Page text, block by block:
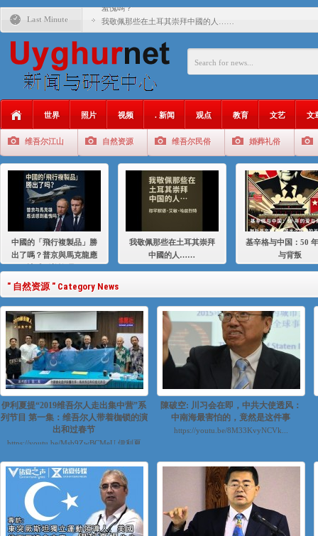
Last Minute
羞愧嗎？
我敬佩那些在土耳其崇拜中國的人……
基辛格与中国：50 年的爱与背叛
年的百年關係
大一统情结使魏京生失去理智 / 伊利夏提
伊利夏提：在自责与内疚中的挣扎
伊利夏提：消失在集中营的红衣女孩
伊利夏提：维吾尔种族灭绝
世界 照片 视频 . 新闻 观点 教育 文艺 文
维吾尔江山 自然资源 维吾尔民俗 婚葬礼俗
中國的「飛行複製品」勝
出了嗎？普京與馬克龍應
我敬佩那些在土耳其崇拜
中國的人……
基辛格与中国：50
与背叛
" 自然资源 " Category News
伊利夏提“2019维吾尔人走出集中营”系
列节目 第一集：维吾尔人带着枷锁的演
出和过春节
https://youtu.be/Msb9ZwBCMeU 伊利夏
二集：世维...
陳破空: 川习会在即，中共大使透风：
中南海最害怕的，竟然是这件事
https://youtu.be/8M33KvyNCVk...